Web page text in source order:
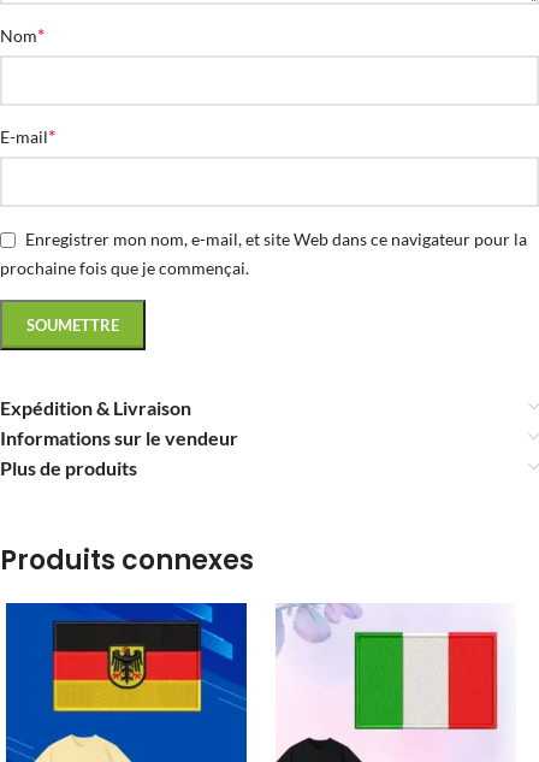
Nom*
E-mail*
Enregistrer mon nom, e-mail, et site Web dans ce navigateur pour la
prochaine fois que je commençai.
Expédition & Livraison
Informations sur le vendeur
Plus de produits
Produits connexes